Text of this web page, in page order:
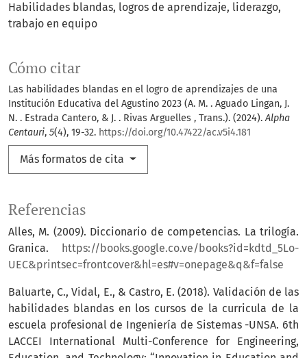
Habilidades blandas logros de aprendizaje liderazgo
trabajo en equipo
Cómo citar
Las habilidades blandas en el logro de aprendizajes de una
Institución Educativa del Agustino 2023 (A. M. . Aguado Lingan, J.
N. . Estrada Cantero, & J. . Rivas Arguelles , Trans.). (2024).Alpha
Centauri, 5(4), 19-32. https://doi.org/10.47422/ac.v5i4.181
Más formatos de cita
Referencias
Alles, M. (2009). Diccionario de competencias. La trilogía.
Granica.
https://books.google.co.ve/books?id=kdtd_5Lo-
UEC&printsec=frontcover&hl=es#v=onepage&q&f=false
Baluarte, C., Vidal, E., & Castro, E. (2018). Validación de las
habilidades blandas en los cursos de la curricula de la
escuela profesional de Ingeniería de Sistemas -UNSA. 6th
LACCEI International Multi-Conference for Engineering,